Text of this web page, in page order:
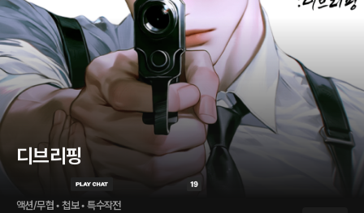
디브리핑
액션/무협 • 첩보 • 특수작전